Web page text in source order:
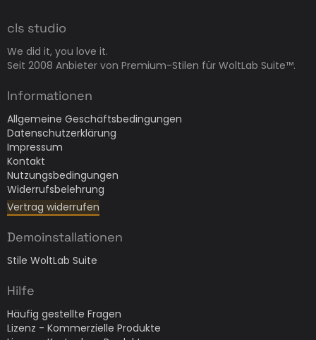
cls studio
We did it, you love it.
Seit 2008 Anbieter von Premium-Stilen für WoltLab Suite™.
Informationen
Allgemeine Geschäftsbedingungen
Datenschutzerklärung
Impressum
Kontakt
Nutzungsbedingungen
Widerrufsbelehrung
Vertrag widerrufen
Demoinstallationen
Stile WoltLab Suite
Hilfe
Häufig gestellte Fragen
Lizenz - Kommerzielle Produkte